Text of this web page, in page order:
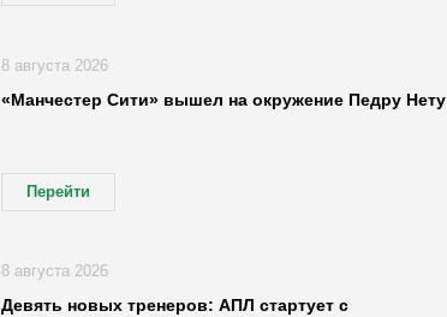
«Манчестер Сити» вышел на окружение Педру Нету
Перейти
8 августа 2026
Девять новых тренеров: АПЛ стартует с
8 августа 2026